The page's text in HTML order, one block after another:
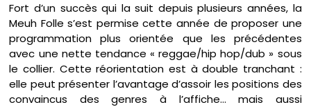
Fort d’un succès qui la suit depuis plusieurs années, la
Meuh Folle s’est permise cette année de proposer une
programmation plus orientée que les précédentes
avec une nette tendance « reggae/hip hop/dub » sous
le collier. Cette réorientation est à double tranchant :
elle peut présenter l’avantage d’assoir les positions des
convaincus des genres à l’affiche… mais aussi